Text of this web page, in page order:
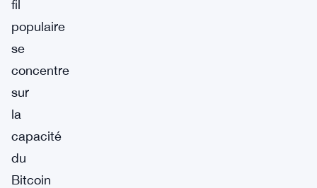
fil
populaire
se
concentre
sur
la
capacité
du
Bitcoin